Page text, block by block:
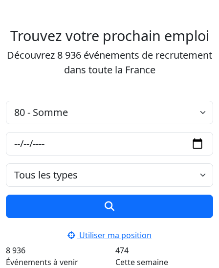
Trouvez votre prochain emploi
Découvrez 8 936 événements de recrutement
dans toute la France
Utiliser ma position
8 936
Événements à venir
474
Cette semaine